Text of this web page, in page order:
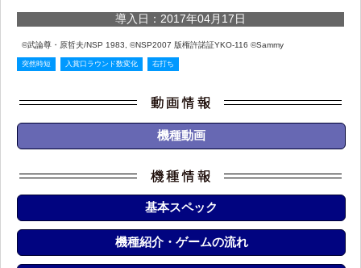
導入日：2017年04月17日
©武論尊・原哲夫/NSP 1983, ©NSP2007 版権許諾証YKO-116 ©Sammy
突然時短 入賞口ラウンド数変化 右打ち
機種動画
基本スペック
機種紹介・ゲームの流れ